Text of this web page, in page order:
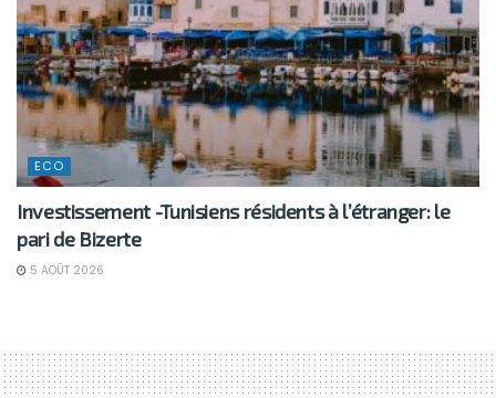
ECO
Investissement -Tunisiens résidents à l’étranger: le
pari de Bizerte
5 AOÛT 2026